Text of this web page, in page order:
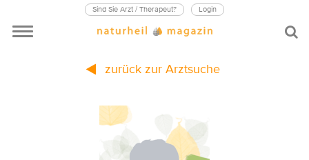
Sind Sie Arzt / Therapeut? Login
zurück zur Arztsuche